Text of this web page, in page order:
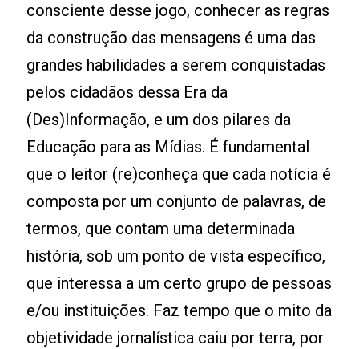
consciente desse jogo, conhecer as regras
da construção das mensagens é uma das
grandes habilidades a serem conquistadas
pelos cidadãos dessa Era da
(Des)Informação, e um dos pilares da
Educação para as Mídias. É fundamental
que o leitor (re)conheça que cada notícia é
composta por um conjunto de palavras, de
termos, que contam uma determinada
história, sob um ponto de vista específico,
que interessa a um certo grupo de pessoas
e/ou instituições. Faz tempo que o mito da
objetividade jornalística caiu por terra, por